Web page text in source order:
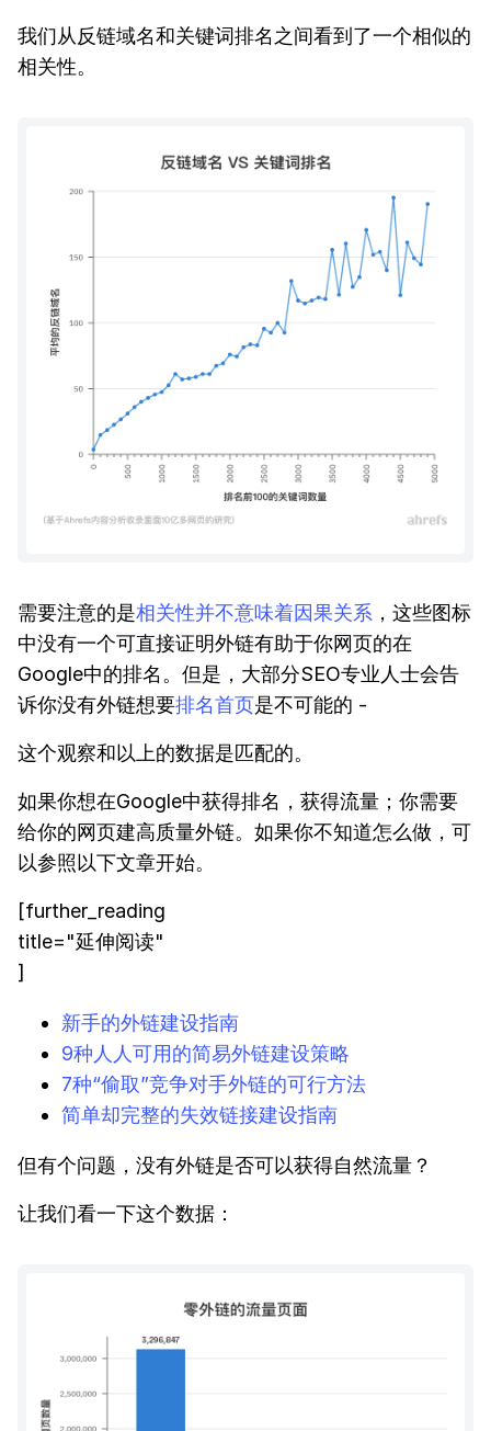
我们从反链域名和关键词排名之间看到了一个相似的
相关性。
需要注意的是相关性并不意味着因果关系 ，这些图标
中没有一个可直接证明外链有助于你网页的在
Google中的排名。但是，大部分SEO专业人士会告
诉你没有外链想要排名首页是不可能的 -
这个观察和以上的数据是匹配的。
如果你想在Google中获得排名，获得流量；你需要
给你的网页建高质量外链。如果你不知道怎么做，可
以参照以下文章开始。
[further_reading
title="延伸阅读"
]
新手的外链建设指南
9种人人可用的简易外链建设策略
7种“偷取”竞争对手外链的可行方法
简单却完整的失效链接建设指南
但有个问题，没有外链是否可以获得自然流量？
让我们看一下这个数据：